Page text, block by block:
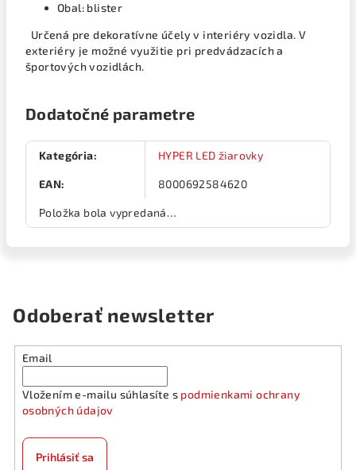
Obal: blister
Určená pre dekoratívne účely v interiéry vozidla. V
exteriéry je možné využitie pri predvádzacích a
športových vozidlách.
Dodatočné parametre
Kategória: HYPER LED žiarovky
EAN: 8000692584620
Položka bola vypredaná…
Odoberať newsletter
Email
Vložením e-mailu súhlasíte s podmienkami ochrany
osobných údajov
Prihlásiť sa